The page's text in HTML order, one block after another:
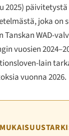
päivitetystä
joka on
WAD-
vuosien
lain
vuonna 2026.